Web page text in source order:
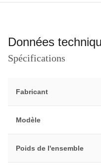
Données
Spécifications
Fabricant
Modèle
Poids de l'ensemble